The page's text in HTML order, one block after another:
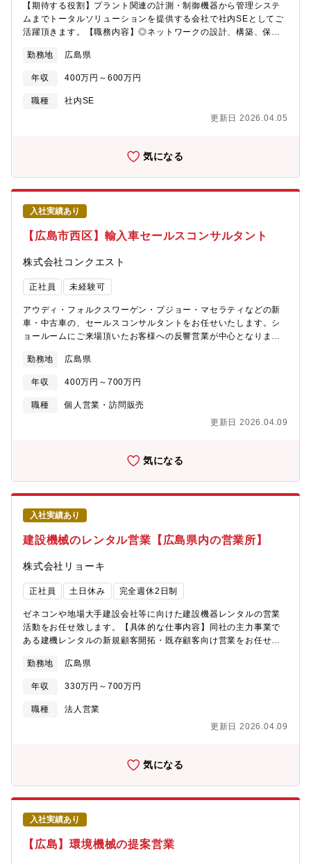
を探していた」とお客様から喜びの声をいただくこともやりがい
につながります。■自社製品としても遠隔・無人で振動を感知する
振動検査装置を展開しており、国内海外ともに非常にニーズが増
えている状況です。
【期待する役割】プラント関連の計測・制御機器から管理システ
ムまでトータルソリューションを提供する会社で社内SEとしてご
活躍頂きます。【職務内容】◎ネットワークの設計、構築、保守
ションのシステムエンジニアとして開発業務、改善業務◎社内ヘ
ルプデスク◎社内システムの運用・保守 等※ご経験やスキルに
応じて業務をお任せ致します。～具体的には・・・～■東芝社や
NEC社などが販売しているパッケージシステムを社内に導入し、
名の所属組織のメンバーと協力して頂き、できる範囲から業務に
テム、経費精算システム、電子決済、電子承認システムなど多岐
に渡ることが予測されます。多くの業務系アプリケーションの開
発に関わり、スキルアップが可能です。■C言語、Javaなどの言語
使用を予定しておりますが、必要に応じて新たな開発言語の習得
などにも前向きに取り組んで頂ける方を募集しています。【魅
力】◎平均残業月15時間以下、新卒では3年以内の定着率93％と
働きやすい環境があります。社風はアットホームで社員同士の距
離が近いことが特徴です。中途社員も多く様々なバックグラウン
ドへの理解があります。◎また水曜日のノー残業デーや、希望部
署申請制度、くるみんマーク取得(厚労省認定の子育てサポート企
業)、育児中の時短勤務(小学三年まで)、介護休業(365日分)等、働
きやすい環境が整備されている会社です。
勤務地 広島県
年収 400万円～600万円
職種
社内SE
更新日 2026.04.05
気になる
入社実績あり
【広島市西区】輸入車セールスコンサルタント
株式会社コンクエスト
正社員 未経験可
アウディ・フォルクスワーゲン・プジョー・マセラティなどの新
車・中古車の、セールスコンサルタントをお任せいたします。シ
ョールームにご来場頂いたお客様への反響営業が中心となりま
が中心ですが、山口や岡山なども担当エリアの一部となります。
顧客層は会社経営者や医師等、ハイクラスの方々がメインとなり
ますが、一流のマナーや提案力・話題の引き出し方などは、入社
後にOJTを中心として、しっかり学んで頂ける環境が整っていま
種は各ブランドの試乗車で、通勤にも利用可能です。休日の日常
ですが各ブランドが実施する海外研修参加もあります。★人物重
視の選考を行いますので、業界未経験の方や営業未経験の方でも
大丈夫です。
勤務地 広島県
年収 400万円～700万円
職種
個人営業・訪問販売
更新日 2026.04.09
気になる
入社実績あり
建設機械のレンタル営業【広島県内の営業所】
株式会社リョーキ
正社員 土日休み 完全週休2日制
ゼネコンや地場大手建設会社等に向けた建設機器レンタルの営業
活動をお任せ致します。【具体的な仕事内容】同社の主力事業で
ある建機レンタルの新規顧客開拓・既存顧客向け営業をお任せし
受注から請求業務まで一貫して行います。※ドライバー、メンテ
ナンスは他部署で担当します。【顧客】ゼネコンや地場大手建設
会社、建設業者等【開拓方法】飛び込み・テレアポ 【商材数・
商材金額】5,000～6,000種類・数千円～数千万円【扱う商材例】
発電機、コンクリート用機械、精密機械･･･等）【新規、既存の割
で使う発電機や高所撮影車両にも同社から提供された商品が使用
されています。ご自身が携わった商品が、時に身近な所でも活躍
していることが実感できます。【残業時間について】全社平均25
時間程度／月（時期により変動があります。)【転勤について】転
居を伴う転勤は想定しておりません。【入社後について】入社後
は広島本社にて2～3か月の研修を予定。座学のみならず工場にて
製品知識も身に着けていきます。配属後はOJTで育成。業界・商
材未経験の方でもチャレンジできる環境です。
勤務地 広島県
年収 330万円～700万円
職種
法人営業
更新日 2026.04.09
気になる
入社実績あり
【広島】環境機械の提案営業